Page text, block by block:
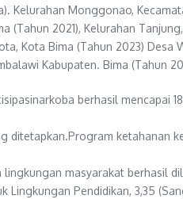
Monggonao,
(Tahun 2021), Kelurahan
Kota Bima (Tahun 2023) Desa
Kabupaten. Bima (Tahun
berhasil mencapai
ketahanan
masyarakat berhasil
Pendidikan, 3,35